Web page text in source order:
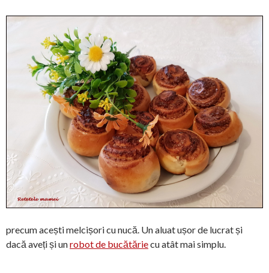
precum acești melcișori cu nucă. Un aluat ușor de lucrat și
dacă aveți și unrobot de bucătăriecu atât mai simplu.